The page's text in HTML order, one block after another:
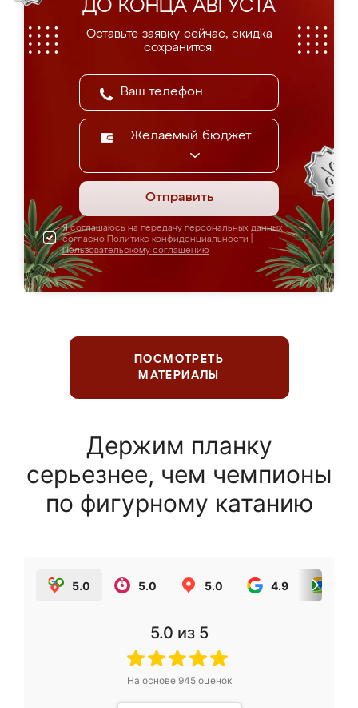
ДО КОНЦА АВГУСТА
Оставьте заявку сейчас, скидка
сохранится.
Желаемый бюджет
Отправить
Я соглашаюсь на передачу персональных данных
согласно Политике конфиденциальности
Пользовательскому соглашению
ПОСМОТРЕТЬ
МАТЕРИАЛЫ
Держим планку
серьезнее, чем чемпионы
по фигурному катанию
5.0 5.0 5.0 4.9
5.0 из 5
На основе 945оценок